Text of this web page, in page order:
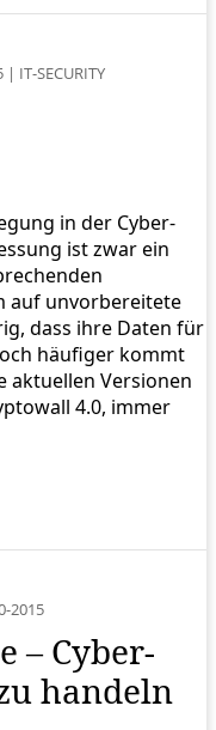
| IT-SECURITY
in der Cyber-
ist zwar ein
auf unvorbereitete
dass ihre Daten für
häufiger kommt
aktuellen Versionen
4.0, immer
2015
– Cyber-
handeln